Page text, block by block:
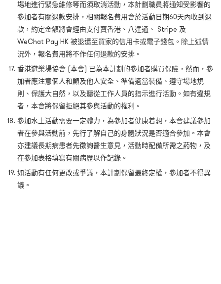
場地進行緊急維修等而須取消活動，本計劃職員將通知受影響的
參加者有關退款安排，相關報名費用會於活動日期60天內收到退
款，約定金額將會經由支付寶香港、八達通、 Stripe 及
WeChat Pay HK 被退還至買家的信用卡或電子錢包。除上述情
況外，報名費用將不作任何退款的安排。
香港遊樂場協會 (本會) 已為本計劃的參加者購買保險，然而，參
加者應注意個人和顧及他人安全、準備適當裝備、遵守場地規
則、保護大自然，以及聽從工作人員的指示進行活動。如有違規
者，本會將保留拒絕其參與活動的權利。
參加水上活動需要一定體力，為參加者健康着想，本會建議參加
者在參與活動前，先行了解自己的身體狀況是否適合參加。本會
亦建議長期病患者先徵詢醫生意見，活動時配備所需之葯物，及
在參加表格填寫有關病歷以作記錄。
如活動有任何更改或爭議，本計劃保留最終定權，參加者不得異
議。